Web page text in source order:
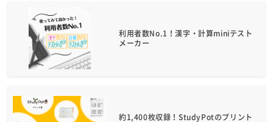
利用者数No.1！漢字・計算miniテスト
メーカー
約1,400枚収録！StudyPotのプリント